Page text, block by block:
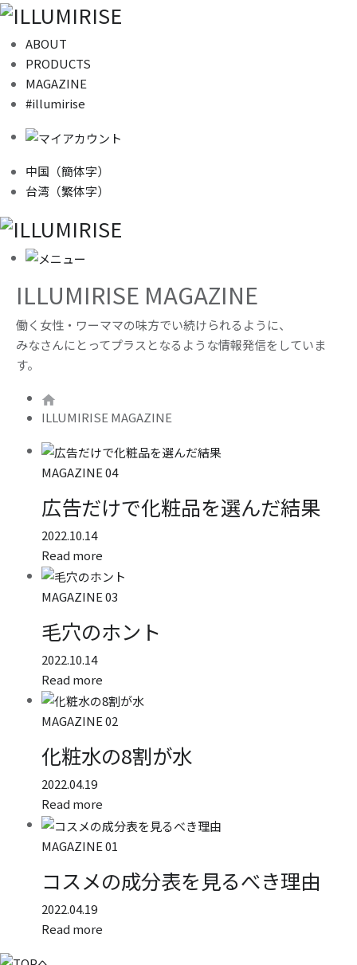
ABOUT
PRODUCTS
MAGAZINE
#illumirise
中国（簡体字）
台湾（繁体字）
ILLUMIRISE MAGAZINE
働く女性・ワーママの味方でい続けられるように、
みなさんにとってプラスとなるような情報発信をしていま
す。
ILLUMIRISE MAGAZINE
MAGAZINE 04
広告だけで化粧品を選んだ結果
2022.10.14
Read more
MAGAZINE 03
毛穴のホント
2022.10.14
Read more
MAGAZINE 02
化粧水の8割が水
2022.04.19
Read more
MAGAZINE 01
コスメの成分表を見るべき理由
2022.04.19
Read more